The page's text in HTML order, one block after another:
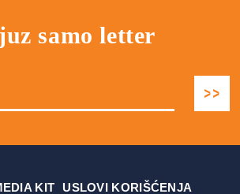
samo letter
KIT USLOVI KORIŠĆENJA